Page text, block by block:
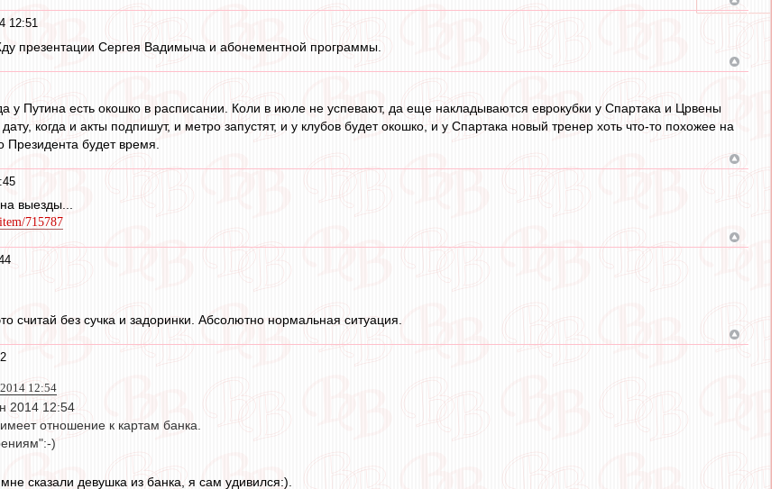
12:51
презентации Сергея Вадимыча и абонементной программы.
у Путина есть окошко в расписании. Коли в июле не успевают, да еще накладываются еврокубки у Спартака и Црвены
когда и акты подпишут, и метро запустят, и у клубов будет окошко, и у Спартака новый тренер хоть что-то похожее на
Президента будет время.
выезды...
715787
считай без сучка и задоринки. Абсолютно нормальная ситуация.
12:54
2014 12:54
отношение к картам банка.
)
сказали девушка из банка, я сам удивился:).